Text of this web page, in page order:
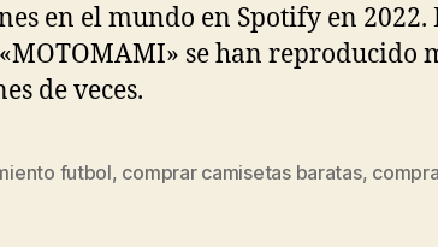
en el mundo en Spotify en 2022.
se han reproducido
de veces.
futbol, comprar camisetas baratas,